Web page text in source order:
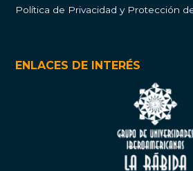
Política de Privacidad y Protección
ENLACES DE INTERÉS